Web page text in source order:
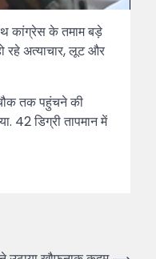
कांग्रेस के तमाम बड़े
रहे अत्याचार, लूट और
तक पहुंचने की
42 डिग्री तापमान में